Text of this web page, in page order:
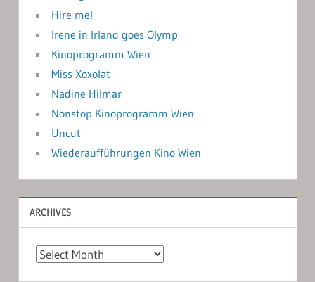
Hire me!
Irene in Irland goes Olymp
Kinoprogramm Wien
Miss Xoxolat
Nadine Hilmar
Nonstop Kinoprogramm Wien
Uncut
Wiederaufführungen Kino Wien
ARCHIVES
Archives